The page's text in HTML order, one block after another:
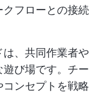
フローとの接続
、共同作業者や
び場です。チー
ンセプトを戦略